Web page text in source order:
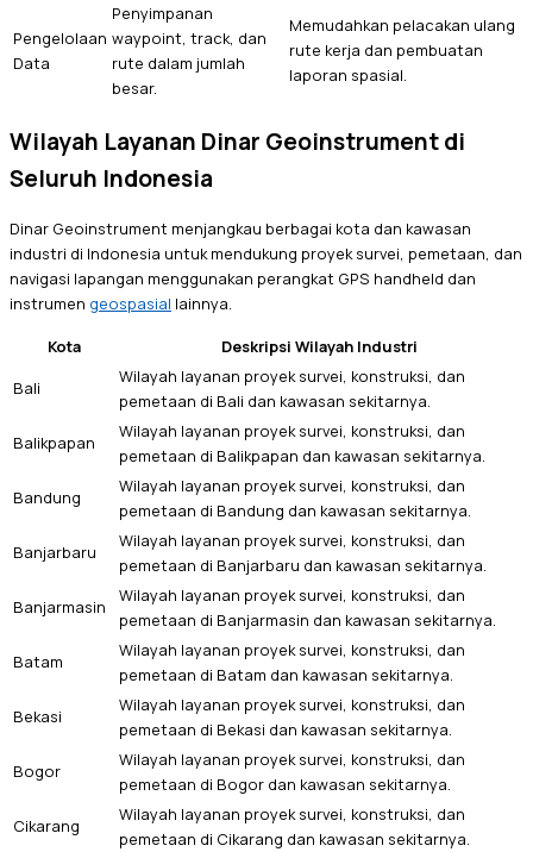
Pengelolaan
Data
Penyimpanan
waypoint, track, dan
rute dalam jumlah
besar.
Memudahkan pelacakan ulang
rute kerja dan pembuatan
laporan spasial.
Wilayah Layanan Dinar Geoinstrument di
Seluruh Indonesia
Dinar Geoinstrument menjangkau berbagai kota dan kawasan
industri di Indonesia untuk mendukung proyek survei, pemetaan, dan
navigasi lapangan menggunakan perangkat GPS handheld dan
instrumen geospasial lainnya.
Kota
Deskripsi Wilayah Industri
Bali
Wilayah layanan proyek survei, konstruksi, dan
pemetaan di Bali dan kawasan sekitarnya.
Balikpapan
Wilayah layanan proyek survei, konstruksi, dan
pemetaan di Balikpapan dan kawasan sekitarnya.
Bandung
Wilayah layanan proyek survei, konstruksi, dan
pemetaan di Bandung dan kawasan sekitarnya.
Banjarbaru
Wilayah layanan proyek survei, konstruksi, dan
pemetaan di Banjarbaru dan kawasan sekitarnya.
Banjarmasin
Wilayah layanan proyek survei, konstruksi, dan
pemetaan di Banjarmasin dan kawasan sekitarnya.
Batam
Wilayah layanan proyek survei, konstruksi, dan
pemetaan di Batam dan kawasan sekitarnya.
Bekasi
Wilayah layanan proyek survei, konstruksi, dan
pemetaan di Bekasi dan kawasan sekitarnya.
Bogor
Wilayah layanan proyek survei, konstruksi, dan
pemetaan di Bogor dan kawasan sekitarnya.
Cikarang
Wilayah layanan proyek survei, konstruksi, dan
pemetaan di Cikarang dan kawasan sekitarnya.